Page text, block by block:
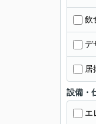
飲
デ
居
設備・
エ